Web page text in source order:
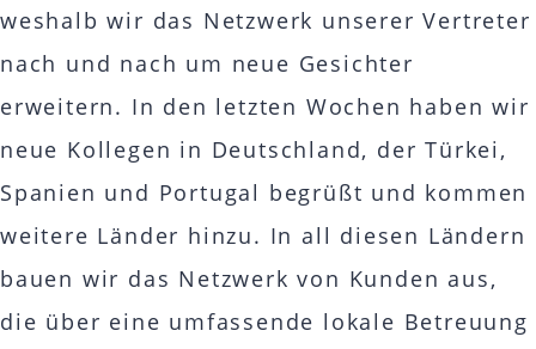
weshalb wir das Netzwerk unserer Vertreter
nach und nach um neue Gesichter
erweitern. In den letzten Wochen haben wir
neue Kollegen in Deutschland, der Türkei,
Spanien und Portugal begrüßt und kommen
weitere Länder hinzu. In all diesen Ländern
bauen wir das Netzwerk von Kunden aus,
die über eine umfassende lokale Betreuung